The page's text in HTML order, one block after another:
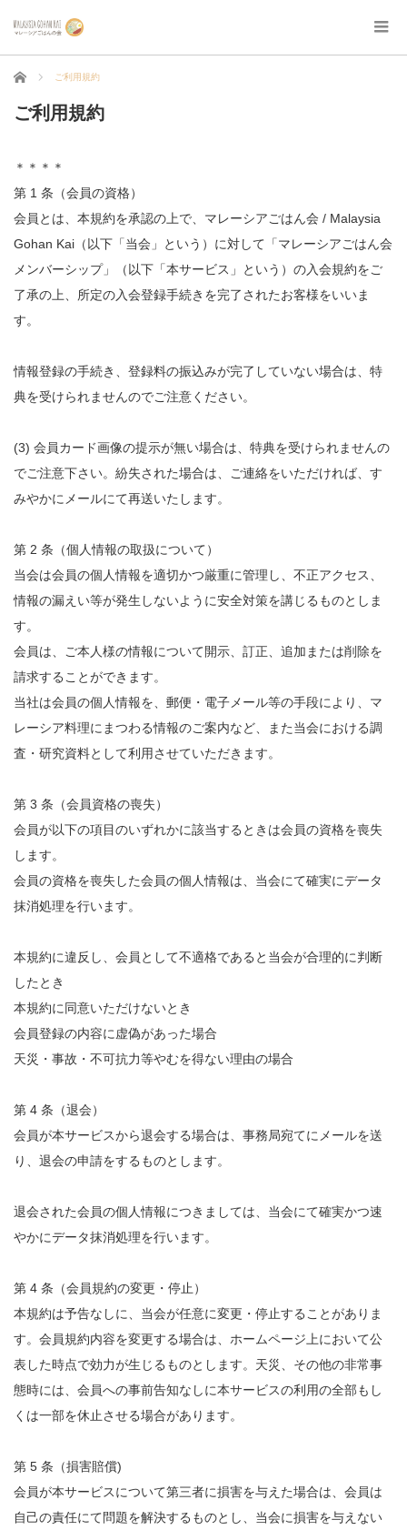
ホーム ご利用規約
ご利用規約
＊＊＊＊
第 1 条（会員の資格）
会員とは、本規約を承認の上で、マレーシアごはん会 / Malaysia
Gohan Kai（以下「当会」という）に対して「マレーシアごはん会
メンバーシップ」（以下「本サービス」という）の入会規約をご
了承の上、所定の入会登録手続きを完了されたお客様をいいま
す。
情報登録の手続き、登録料の振込みが完了していない場合は、特
典を受けられませんのでご注意ください。
(3) 会員カード画像の提示が無い場合は、特典を受けられませんの
でご注意下さい。紛失された場合は、ご連絡をいただければ、す
みやかにメールにて再送いたします。
第 2 条（個人情報の取扱について）
当会は会員の個人情報を適切かつ厳重に管理し、不正アクセス、
情報の漏えい等が発生しないように安全対策を講じるものとしま
す。
会員は、ご本人様の情報について開示、訂正、追加または削除を
請求することができます。
当社は会員の個人情報を、郵便・電子メール等の手段により、マ
レーシア料理にまつわる情報のご案内など、また当会における調
査・研究資料として利用させていただきます。
第 3 条（会員資格の喪失）
会員が以下の項目のいずれかに該当するときは会員の資格を喪失
します。
会員の資格を喪失した会員の個人情報は、当会にて確実にデータ
抹消処理を行います。
本規約に違反し、会員として不適格であると当会が合理的に判断
したとき
本規約に同意いただけないとき
会員登録の内容に虚偽があった場合
天災・事故・不可抗力等やむを得ない理由の場合
第 4 条（退会）
会員が本サービスから退会する場合は、事務局宛てにメールを送
り、退会の申請をするものとします。
退会された会員の個人情報につきましては、当会にて確実かつ速
やかにデータ抹消処理を行います。
第 4 条（会員規約の変更・停止）
本規約は予告なしに、当会が任意に変更・停止することがありま
す。会員規約内容を変更する場合は、ホームページ上において公
表した時点で効力が生じるものとします。天災、その他の非常事
態時には、会員への事前告知なしに本サービスの利用の全部もし
くは一部を休止させる場合があります。
第 5 条（損害賠償)
会員が本サービスについて第三者に損害を与えた場合は、会員は
自己の責任にて問題を解決するものとし、当会に損害を与えない